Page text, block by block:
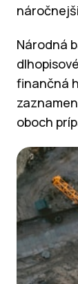
Národná
finančná
oboch